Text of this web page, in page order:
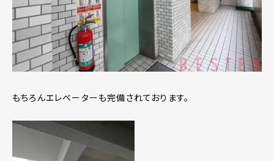
もちろんエレベーターも完備されております。